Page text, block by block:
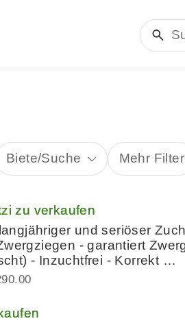
Biete/Suche Mehr Filter
zu verkaufen
und seriöser
- garantiert
- Inzuchtfrei - Korrekt …